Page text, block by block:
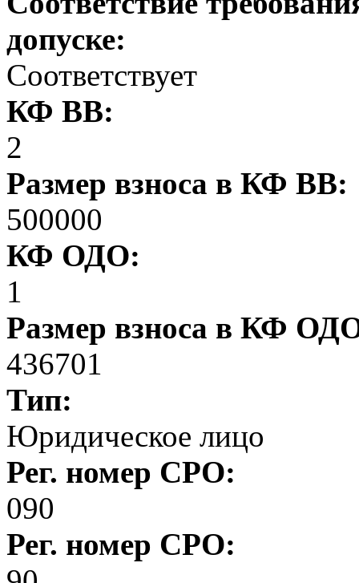
допуске:
Соответствует
КФ ВВ:
2
Размер взноса в КФ ВВ:
500000
КФ ОДО:
1
Размер взноса в КФ
436701
Тип:
Юридическое лицо
Рег. номер СРО:
090
Рег. номер СРО: